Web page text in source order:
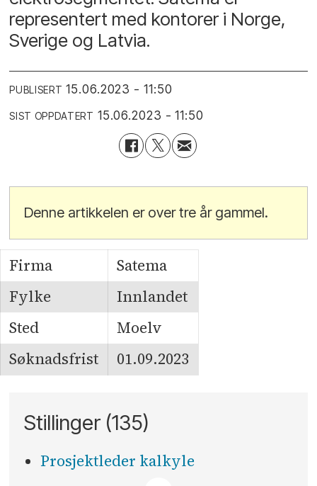
representert med kontorer i Norge,
Sverige og Latvia.
PUBLISERT 15.06.2023 - 11:50
SIST OPPDATERT 15.06.2023 - 11:50
Denne artikkelen er over tre år gammel.
Firma
Satema
Fylke
Innlandet
Sted
Moelv
Søknadsfrist
01.09.2023
Stillinger (135)
Prosjektleder kalkyle